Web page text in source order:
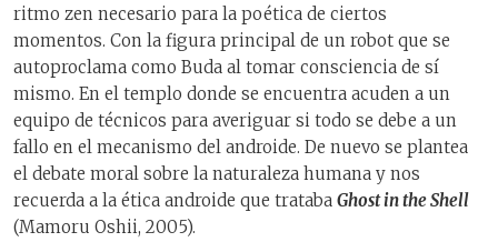
ritmo zen necesario para la poética de ciertos
momentos. Con la figura principal de un robot que se
autoproclama como Buda al tomar consciencia de sí
mismo. En el templo donde se encuentra acuden a un
equipo de técnicos para averiguar si todo se debe a un
fallo en el mecanismo del androide. De nuevo se plantea
el debate moral sobre la naturaleza humana y nos
recuerda a la ética androide que trataba Ghost in the Shell
(Mamoru Oshii, 2005).